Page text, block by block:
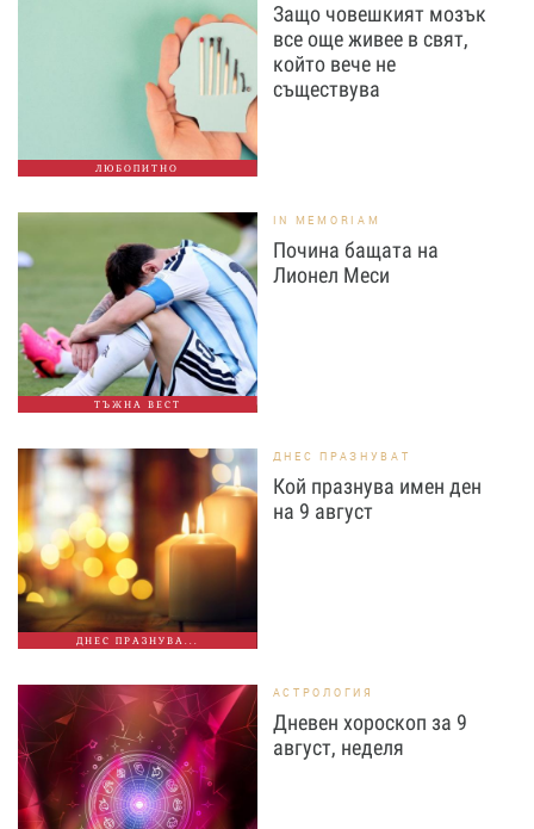
ЛЮБОПИТНО
Защо човешкият мозък
все още живее в свят,
който вече не
съществува
ТЪЖНА ВЕСТ
IN MEMORIAM
Почина бащата на
Лионел Меси
ДНЕС ПРАЗНУВА...
ДНЕС ПРАЗНУВАТ
Кой празнува имен ден
на 9 август
АСТРОЛОГИЯ
Дневен хороскоп за 9
август, неделя